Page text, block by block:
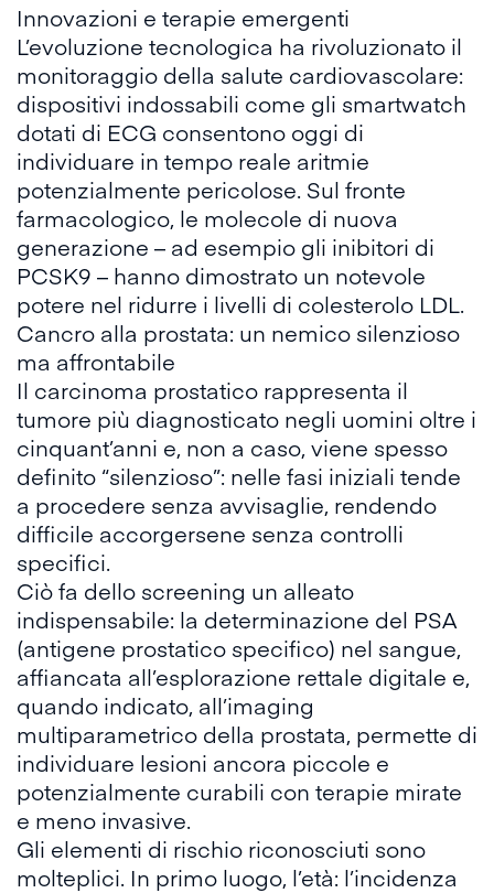
Innovazioni e terapie emergenti
L’evoluzione tecnologica ha rivoluzionato il
monitoraggio della salute cardiovascolare:
dispositivi indossabili come gli smartwatch
dotati di ECG consentono oggi di
individuare in tempo reale aritmie
potenzialmente pericolose. Sul fronte
farmacologico, le molecole di nuova
generazione – ad esempio gli inibitori di
PCSK9 – hanno dimostrato un notevole
potere nel ridurre i livelli di colesterolo LDL.
Cancro alla prostata: un nemico silenzioso
ma affrontabile
Il carcinoma prostatico rappresenta il
tumore più diagnosticato negli uomini oltre i
cinquant’anni e, non a caso, viene spesso
definito “silenzioso”: nelle fasi iniziali tende
a procedere senza avvisaglie, rendendo
difficile accorgersene senza controlli
specifici.
Ciò fa dello screening un alleato
indispensabile: la determinazione del PSA
(antigene prostatico specifico) nel sangue,
affiancata all’esplorazione rettale digitale e,
quando indicato, all’imaging
multiparametrico della prostata, permette di
individuare lesioni ancora piccole e
potenzialmente curabili con terapie mirate
e meno invasive.
Gli elementi di rischio riconosciuti sono
molteplici. In primo luogo, l’età: l’incidenza